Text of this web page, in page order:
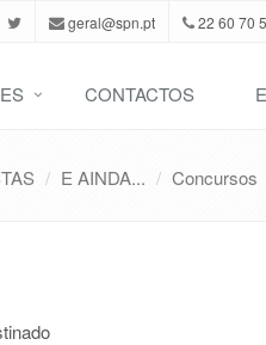
geral@spn.pt 22 60 70
CONTACTOS
E AINDA... Concursos